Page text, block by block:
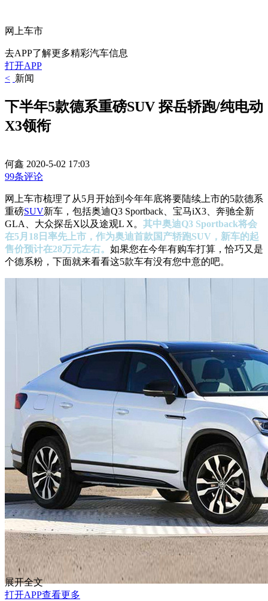
网上车市
去APP了解更多精彩汽车信息
打开APP
< 新闻
下半年5款德系重磅SUV 探岳轿跑/纯电动
X3领衔
何鑫 2020-5-02 17:03
99条评论
网上车市梳理了从5月开始到今年年底将要陆续上市的5款德系
重磅SUV新车，包括奥迪Q3 Sportback、宝马iX3、奔驰全新
GLA、大众探岳X以及途观L X。 其中奥迪Q3 Sportback将会
在5月18日率先上市，作为奥迪首款国产轿跑SUV，新车的起
售价预计在28万元左右。 如果您在今年有购车打算，恰巧又是
个德系粉，下面就来看看这5款车有没有您中意的吧。
展开全文
打开APP查看更多